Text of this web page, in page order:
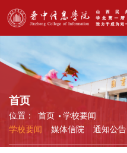
首页
位置： 首页
学校要闻
学校要闻
媒体信院 通知公告